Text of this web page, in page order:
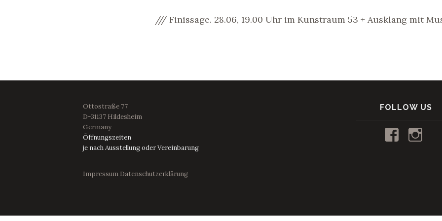
/// Finissage. 28.06, 19.00 Uhr im Kunstraum 53 + Ausklang mit
Ottostraße 77
D-31137 Hildesheim
Germany
Öffnungszeiten
je nach Ausstellung oder Vereinbarung
Impressum Datenschutzerklärung
FOLLOW US
Profil
von